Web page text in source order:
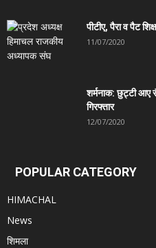
पीटीए, पैरा व पैट
11/07/2020
शर्मनाक: छुट्टी आए
गिरफ्तार
12/07/2020
POPULAR CATEGORY
HIMACHAL
News
शिमला